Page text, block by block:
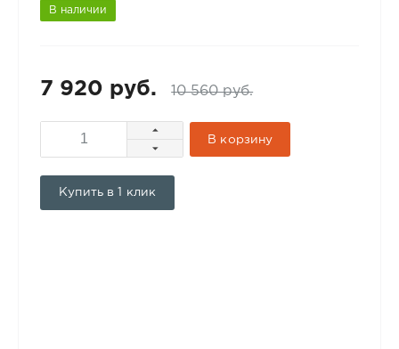
В наличии
7 920 руб. 10 560 руб.
В корзину
Купить в 1 клик